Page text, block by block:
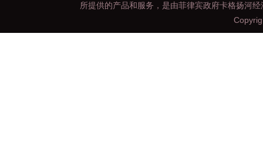
所提供的产品和服务，是由菲律宾政府卡格扬河